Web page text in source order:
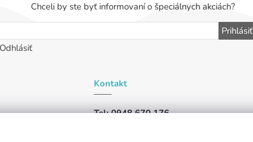
Chceli by ste byť informovaní o špeciálnych akciách?
Prihlásiť
Odhlásiť
Kontakt
Tel: 0948 670 176